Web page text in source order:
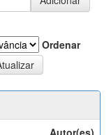
Ordenar
Autor(es)